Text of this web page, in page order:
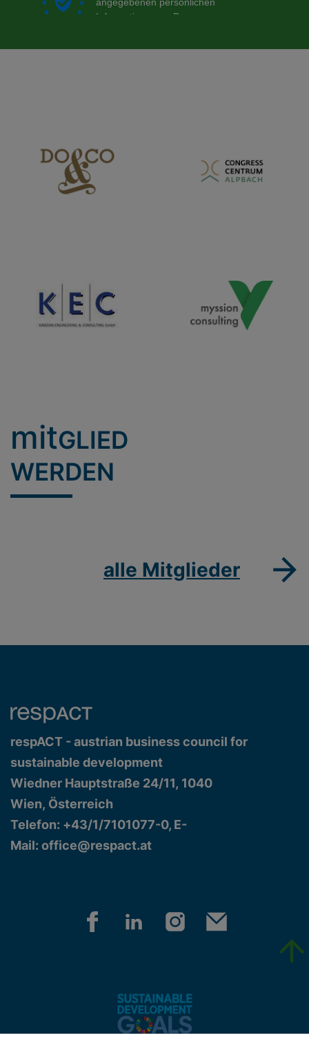
mitGLIED
WERDEN
alle Mitglieder
respACT - austrian business council for
sustainable development
Wiedner Hauptstraße 24/11, 1040
Wien, Österreich
Telefon: +43/1/7101077-0, E-
Mail: office@respact.at